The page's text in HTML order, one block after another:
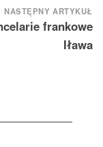
NASTĘPNY ARTYKUŁ
frankowe
Iława